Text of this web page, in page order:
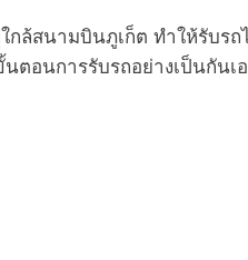
ล้สนามบินภูเก็ต ทำให้รับรถ
อนการรับรถอย่างเป็นกันเ